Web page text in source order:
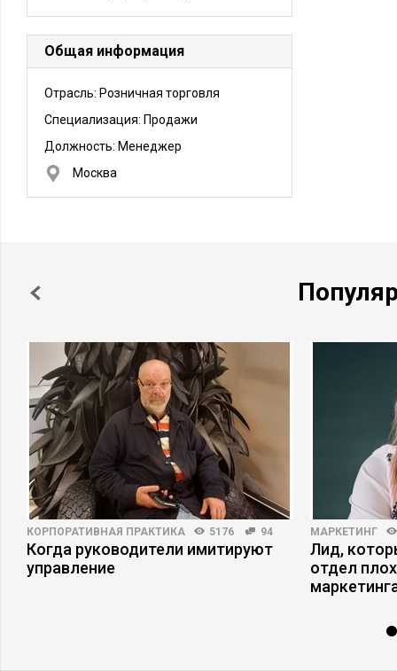
Общая информация
Отрасль: Розничная торговля
Специализация: Продажи
Должность: Менеджер
Москва
КОРПОРАТИВНАЯ ПРАКТИКА 5176 94
Когда руководители имитируют
управление
МАРКЕТИНГ
Лид,
отдел